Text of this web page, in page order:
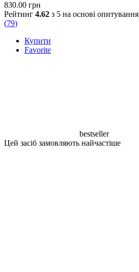
830.00 грн
Рейтинг 4.62 з 5 на основі опитування
(79)
Купити
Favorite
bestseller
Цей засіб замовляють найчастіше